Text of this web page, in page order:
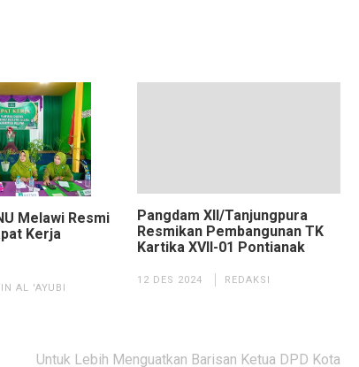
Melawi Resmi
Kerja
AL 'AYUBI
Pangdam XII/Tanjungpura
Resmikan Pembangunan TK
Kartika XVII-01 Pontianak
12 DES 2024 REDAKSI
Untuk Lebih Menguatkan Barisan Ketua DPD Kota